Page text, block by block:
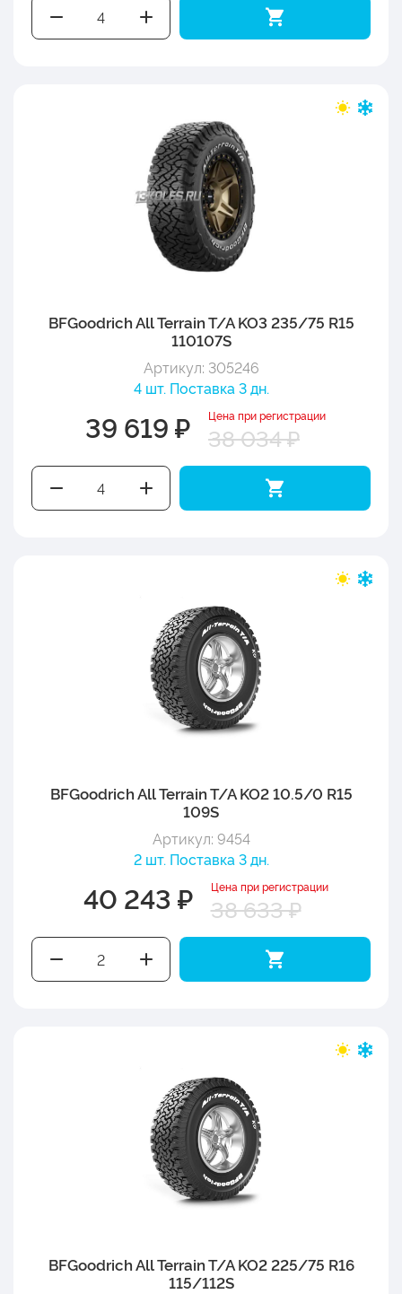
BFGoodrich All Terrain T/A KO3 235/75 R15
110107S
Артикул: 305246
4 шт. Поставка 3 дн.
39 619 ₽ Цена при регистрации
38 034 ₽
BFGoodrich All Terrain T/A KO2 10.5/0 R15
109S
Артикул: 9454
2 шт. Поставка 3 дн.
40 243 ₽ Цена при регистрации
38 633 ₽
BFGoodrich All Terrain T/A KO2 225/75 R16
115/112S